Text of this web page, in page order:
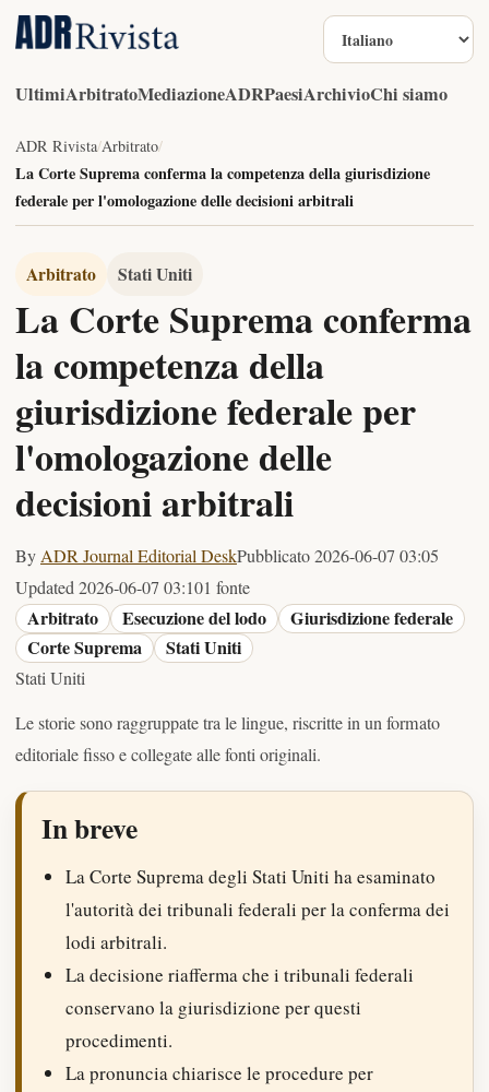
Lingua
UltimiArbitratoMediazioneADRPaesiArchivioChi siamo
ADR Rivista/Arbitrato/
La Corte Suprema conferma la competenza della giurisdizione
federale per l'omologazione delle decisioni arbitrali
Arbitrato Stati Uniti
La Corte Suprema conferma
la competenza della
giurisdizione federale per
l'omologazione delle
decisioni arbitrali
ByADR Journal Editorial DeskPubblicato2026-06-07 03:05
Updated2026-06-07 03:101 fonte
Arbitrato Esecuzione del lodo
Giurisdizione federale
Corte Suprema
Stati Uniti
Stati Uniti
Le storie sono raggruppate tra le lingue, riscritte in un formato
editoriale fisso e collegate alle fonti originali.
In breve
La Corte Suprema degli Stati Uniti ha esaminato
l'autorità dei tribunali federali per la conferma dei
lodi arbitrali.
La decisione riafferma che i tribunali federali
conservano la giurisdizione per questi
procedimenti.
La pronuncia chiarisce le procedure per